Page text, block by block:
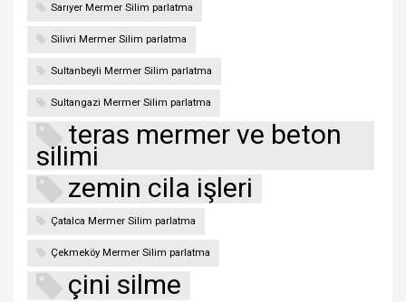
Sarıyer Mermer Silim parlatma
Silivri Mermer Silim parlatma
Sultanbeyli Mermer Silim parlatma
Sultangazi Mermer Silim parlatma
teras mermer ve beton
silimi
zemin cila işleri
Çatalca Mermer Silim parlatma
Çekmeköy Mermer Silim parlatma
çini silme